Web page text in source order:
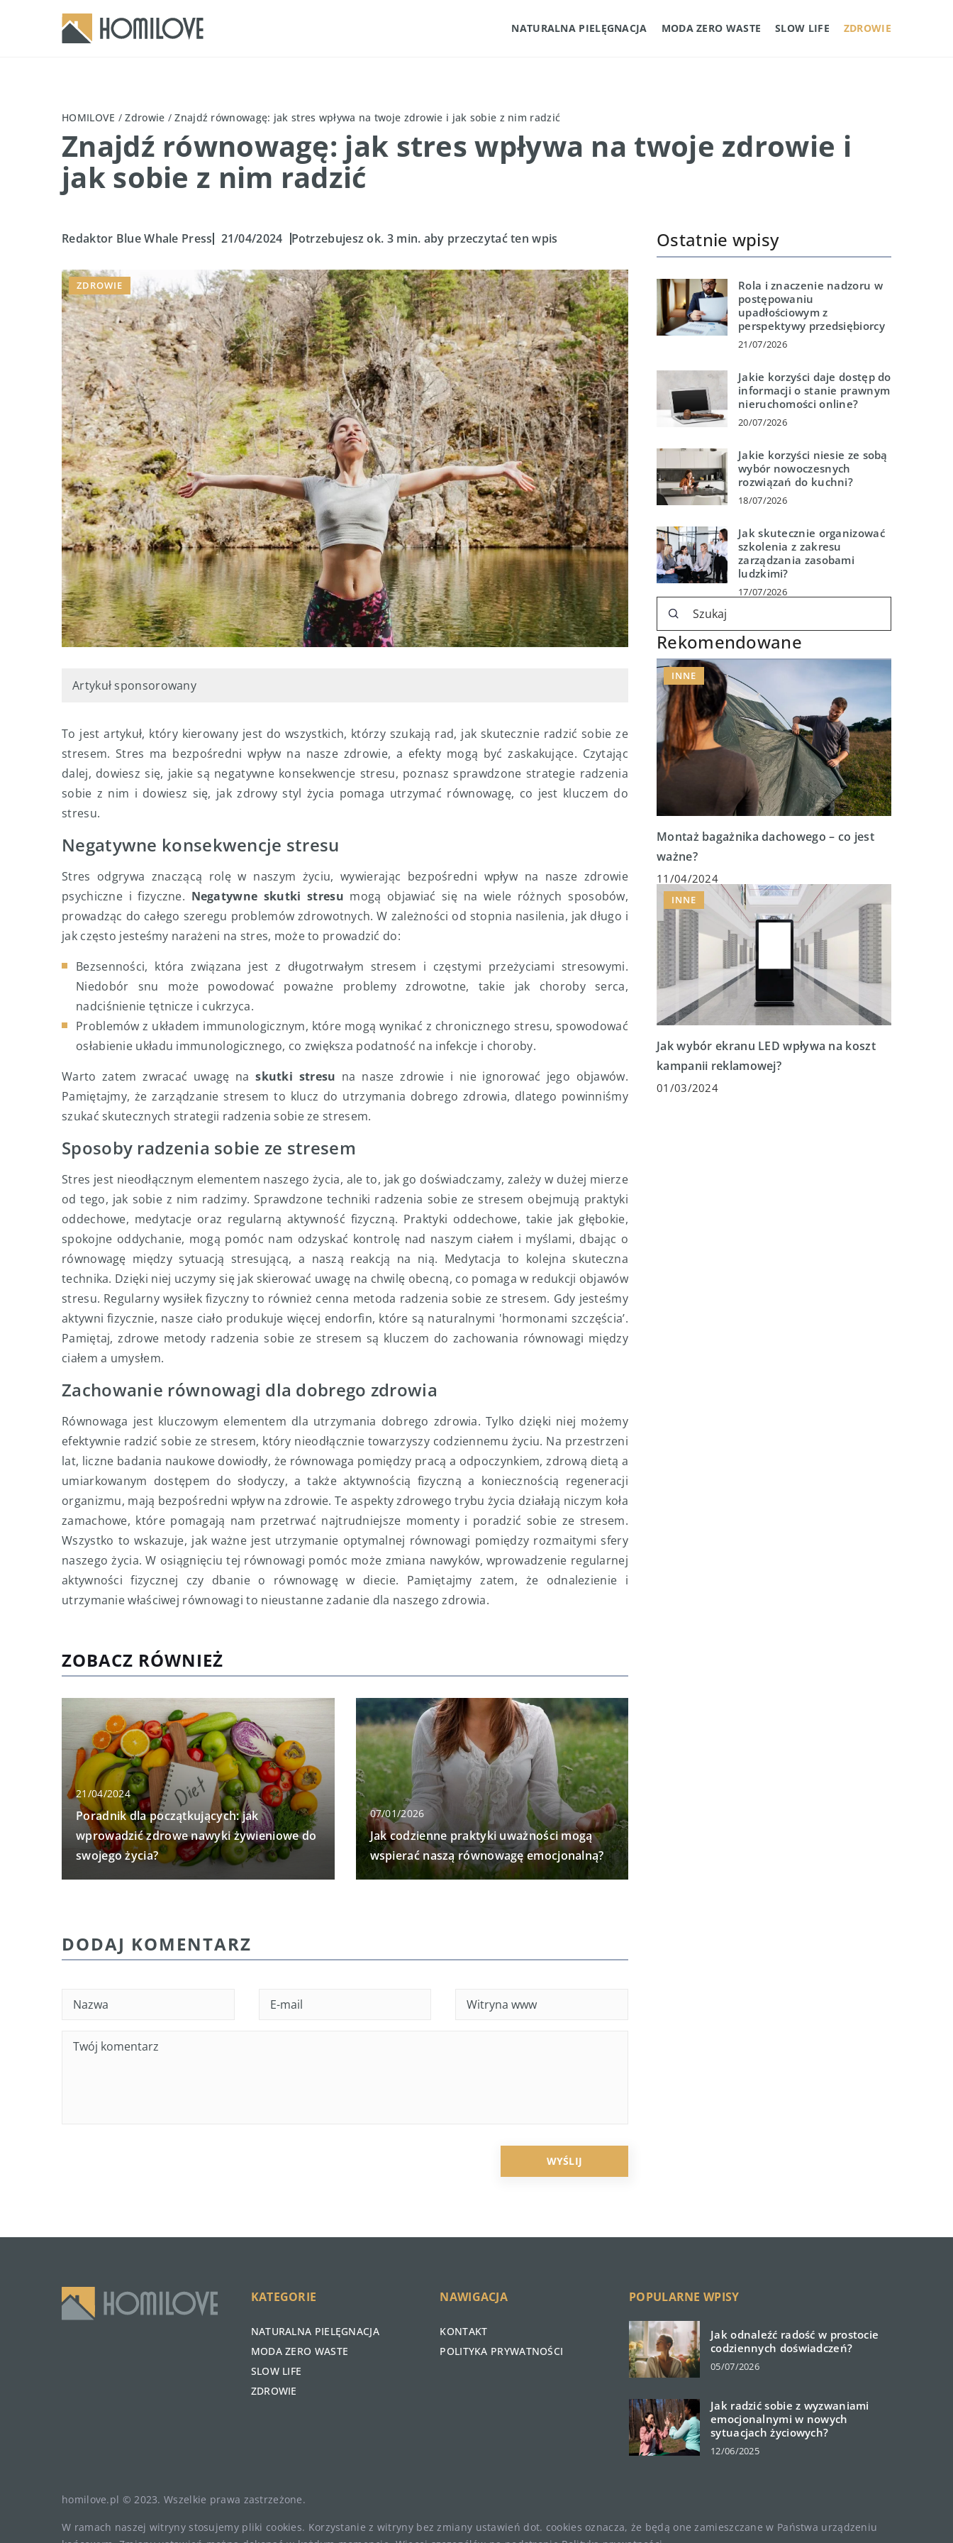
NATURALNA PIELĘGNACJA MODA ZERO WASTE SLOW LIFE ZDROWIE
HOMILOVE /Zdrowie /Znajdź równowagę: jak stres wpływa na twoje zdrowie i jak sobie z nim radzić
Znajdź równowagę: jak stres wpływa na twoje zdrowie i
jak sobie z nim radzić
Redaktor Blue Whale Press 21/04/2024 Potrzebujesz ok. 3 min. aby przeczytać ten wpis
ZDROWIE
Artykuł sponsorowany
To jest artykuł, który kierowany jest do wszystkich, którzy szukają rad, jak skutecznie radzić sobie ze
stresem. Stres ma bezpośredni wpływ na nasze zdrowie, a efekty mogą być zaskakujące. Czytając
dalej, dowiesz się, jakie są negatywne konsekwencje stresu, poznasz sprawdzone strategie radzenia
sobie z nim i dowiesz się, jak zdrowy styl życia pomaga utrzymać równowagę, co jest kluczem do
stresu.
Negatywne konsekwencje stresu
Stres odgrywa znaczącą rolę w naszym życiu, wywierając bezpośredni wpływ na nasze zdrowie
psychiczne i fizyczne. Negatywne skutki stresu mogą objawiać się na wiele różnych sposobów,
prowadząc do całego szeregu problemów zdrowotnych. W zależności od stopnia nasilenia, jak długo i
jak często jesteśmy narażeni na stres, może to prowadzić do:
Bezsenności, która związana jest z długotrwałym stresem i częstymi przeżyciami stresowymi.
Niedobór snu może powodować poważne problemy zdrowotne, takie jak choroby serca,
nadciśnienie tętnicze i cukrzyca.
Problemów z układem immunologicznym, które mogą wynikać z chronicznego stresu, spowodować
osłabienie układu immunologicznego, co zwiększa podatność na infekcje i choroby.
Warto zatem zwracać uwagę naskutki stresu na nasze zdrowie i nie ignorować jego objawów.
Pamiętajmy, że zarządzanie stresem to klucz do utrzymania dobrego zdrowia, dlatego powinniśmy
szukać skutecznych strategii radzenia sobie ze stresem.
Sposoby radzenia sobie ze stresem
Stres jest nieodłącznym elementem naszego życia, ale to, jak go doświadczamy, zależy w dużej mierze
od tego, jak sobie z nim radzimy. Sprawdzone techniki radzenia sobie ze stresem obejmują praktyki
oddechowe, medytacje oraz regularną aktywność fizyczną. Praktyki oddechowe, takie jak głębokie,
spokojne oddychanie, mogą pomóc nam odzyskać kontrolę nad naszym ciałem i myślami, dbając o
równowagę między sytuacją stresującą, a naszą reakcją na nią. Medytacja to kolejna skuteczna
technika. Dzięki niej uczymy się jak skierować uwagę na chwilę obecną, co pomaga w redukcji objawów
stresu. Regularny wysiłek fizyczny to również cenna metoda radzenia sobie ze stresem. Gdy jesteśmy
aktywni fizycznie, nasze ciało produkuje więcej endorfin, które są naturalnymi 'hormonami szczęścia’.
Pamiętaj, zdrowe metody radzenia sobie ze stresem są kluczem do zachowania równowagi między
ciałem a umysłem.
Zachowanie równowagi dla dobrego zdrowia
Równowaga jest kluczowym elementem dla utrzymania dobrego zdrowia. Tylko dzięki niej możemy
efektywnie radzić sobie ze stresem, który nieodłącznie towarzyszy codziennemu życiu. Na przestrzeni
lat, liczne badania naukowe dowiodły, że równowaga pomiędzy pracą a odpoczynkiem, zdrową dietą a
umiarkowanym dostępem do słodyczy, a także aktywnością fizyczną a koniecznością regeneracji
organizmu, mają bezpośredni wpływ na zdrowie. Te aspekty zdrowego trybu życia działają niczym koła
zamachowe, które pomagają nam przetrwać najtrudniejsze momenty i poradzić sobie ze stresem.
Wszystko to wskazuje, jak ważne jest utrzymanie optymalnej równowagi pomiędzy rozmaitymi sfery
naszego życia. W osiągnięciu tej równowagi pomóc może zmiana nawyków, wprowadzenie regularnej
aktywności fizycznej czy dbanie o równowagę w diecie. Pamiętajmy zatem, że odnalezienie i
utrzymanie właściwej równowagi to nieustanne zadanie dla naszego zdrowia.
ZOBACZ RÓWNIEŻ
21/04/2024
Poradnik dla początkujących: jak
wprowadzić zdrowe nawyki żywieniowe do
swojego życia?
07/01/2026
Jak codzienne praktyki uważności mogą
wspierać naszą równowagę emocjonalną?
Ostatnie wpisy
Rola i znaczenie nadzoru w
postępowaniu
upadłościowym z
perspektywy przedsiębiorcy
21/07/2026
Jakie korzyści daje dostęp do
informacji o stanie prawnym
nieruchomości online?
20/07/2026
Jakie korzyści niesie ze sobą
wybór nowoczesnych
rozwiązań do kuchni?
18/07/2026
Jak skutecznie organizować
szkolenia z zakresu
zarządzania zasobami
ludzkimi?
17/07/2026
Rekomendowane
INNE
Montaż bagażnika dachowego – co jest
ważne?
11/04/2024
INNE
Jak wybór ekranu LED wpływa na koszt
kampanii reklamowej?
01/03/2024
DODAJ KOMENTARZ
KATEGORIE
NATURALNA PIELĘGNACJA
MODA ZERO WASTE
SLOW LIFE
ZDROWIE
NAWIGACJA
KONTAKT
POLITYKA PRYWATNOŚCI
POPULARNE WPISY
Jak odnaleźć radość w prostocie
codziennych doświadczeń?
05/07/2026
Jak radzić sobie z wyzwaniami
emocjonalnymi w nowych
sytuacjach życiowych?
12/06/2025
homilove.pl © 2023. Wszelkie prawa zastrzeżone.
W ramach naszej witryny stosujemy pliki cookies. Korzystanie z witryny bez zmiany ustawień dot. cookies oznacza, że będą one zamieszczane w Państwa urządzeniu